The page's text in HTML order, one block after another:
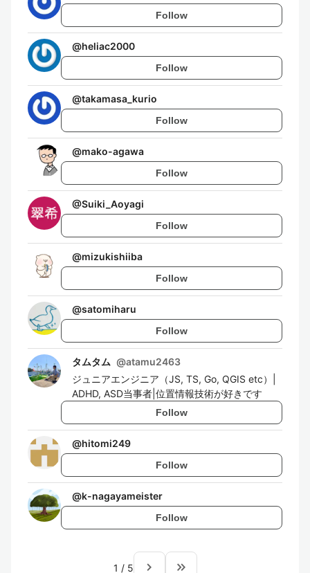
Follow
@heliac2000
Follow
@takamasa_kurio
Follow
@mako-agawa
Follow
@Suiki_Aoyagi
Follow
@mizukishiiba
Follow
@satomiharu
Follow
タムタム @atamu2463
ジュニアエンジニア（JS, TS, Go, QGIS etc）|
ADHD, ASD当事者|位置情報技術が好きです
Follow
@hitomi249
Follow
@k-nagayameister
Follow
1 / 5 navigate_next keyboard_double_arrow_right